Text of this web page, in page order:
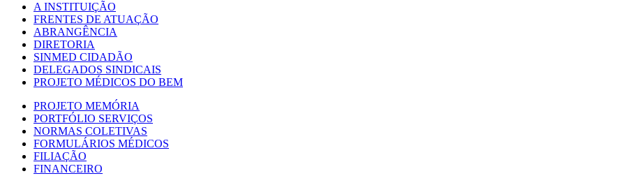
A INSTITUIÇÃO
FRENTES DE ATUAÇÃO
ABRANGÊNCIA
DIRETORIA
SINMED CIDADÃO
DELEGADOS SINDICAIS
PROJETO MÉDICOS DO BEM
PROJETO MEMÓRIA
PORTFÓLIO SERVIÇOS
NORMAS COLETIVAS
FORMULÁRIOS MÉDICOS
FILIAÇÃO
FINANCEIRO